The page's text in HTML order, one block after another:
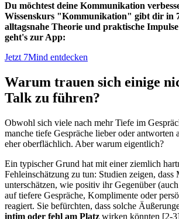
Du möchtest deine Kommunikation
Wissenskurs "Kommunikation" gibt dir in
alltagsnahe Theorie und praktische
geht's zur App:
Jetzt 7Mind entdecken
Warum trauen sich einige
Talk zu führen?
Obwohl sich viele nach mehr Tiefe im
manche tiefe Gespräche lieber oder antworten
eher oberflächlich. Aber warum eigentlich?
Ein typischer Grund hat mit einer ziemlich
Fehleinschätzung zu tun: Studien zeigen, dass
unterschätzen, wie positiv ihr Gegenüber
auf tiefere Gespräche, Komplimente oder
reagiert. Sie befürchten, dass solche
intim oder fehl am Platz wirken könnten [2-